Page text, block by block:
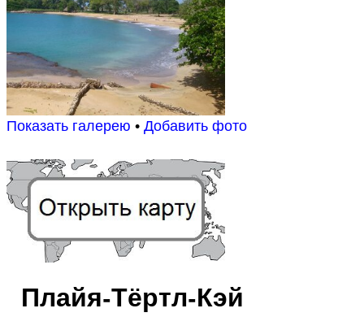
Показать галерею • Добавить фото
Плайя-Тёртл-Кэй